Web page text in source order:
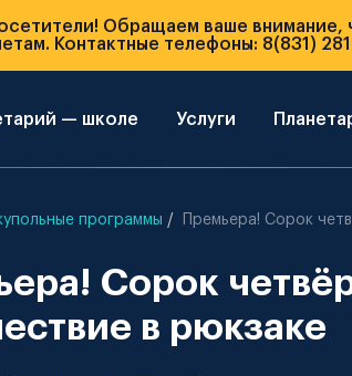
Обращаем ваше внимание,
Контактные телефоны: 8(831)
— школе Услуги
программы Премьера! Сорок
Сорок
в рюкзаке